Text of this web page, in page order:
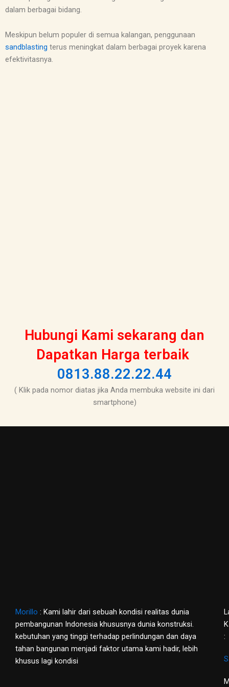
dalam berbagai bidang.
Meskipun belum populer di semua kalangan, penggunaan
sandblasting terus meningkat dalam berbagai proyek karena
efektivitasnya.
Hubungi Kami sekarang dan
Dapatkan Harga terbaik
0813.88.22.22.44
( Klik pada nomor diatas jika Anda membuka website ini dari
smartphone)
Morillo : Kami lahir dari sebuah kondisi realitas dunia
pembangunan Indonesia khususnya dunia konstruksi.
kebutuhan yang tinggi terhadap perlindungan dan daya
tahan bangunan menjadi faktor utama kami hadir, lebih
khusus lagi kondisi
: